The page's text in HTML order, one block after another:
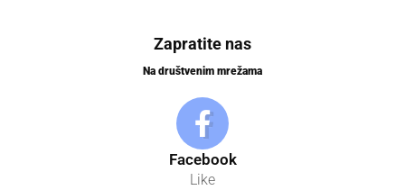
Zapratite nas
Na društvenim mrežama
Facebook
Like